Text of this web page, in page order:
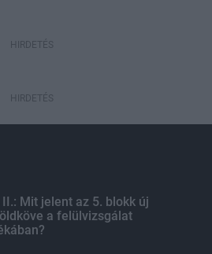
HIRDETÉS
HIRDETÉS
II.: Mit jelent az 5. blokk új
a felülvizsgálat